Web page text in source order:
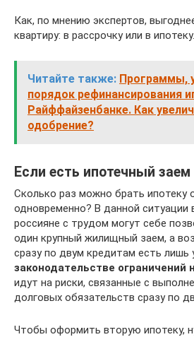
Как, по мнению экспертов,
квартиру: в рассрочку или в ипотеку.
Читайте также: Программы,
порядок рефинансирования
Райффайзенбанке. Как
одобрение?
Если есть ипотечный
Сколько раз можно брать ипотеку
одновременно? В данной ситуации
россияне с трудом могут себе
один крупный жилищный заем, а
сразу по двум кредитам есть лишь
законодательстве ограничений
идут на риски, связанные с
долговых обязательств сразу по
Чтобы оформить вторую ипотеку,